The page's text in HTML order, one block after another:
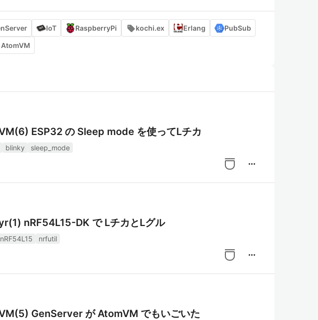
IoT RaspberryPi kochi.ex Erlang PubSub
AtomVM
ESP32 の Sleep mode を使ってLチカ
blinky sleep_mode
more_horiz
nRF54L15-DK で LチカとLグル
nRF54L15 nrfutil
more_horiz
GenServer が AtomVM でもいごいた